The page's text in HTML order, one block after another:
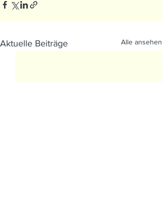
Aktuelle Beiträge Alle ansehen